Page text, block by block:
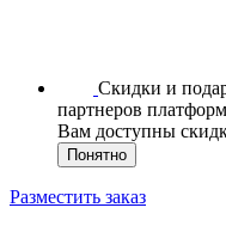
Скидки и
партнеров
Вам доступны
Понятно
Разместить заказ